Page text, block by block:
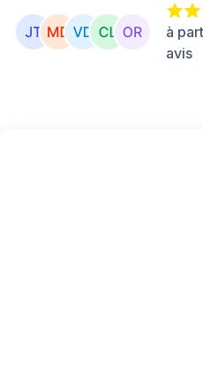
à
avis